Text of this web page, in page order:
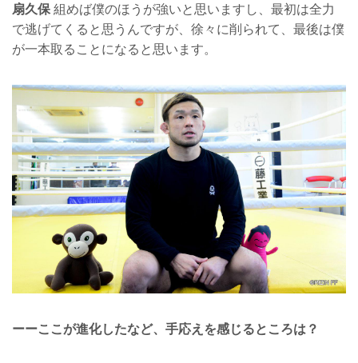
扇久保 組めば僕のほうが強いと思いますし、最初は全力
で逃げてくると思うんですが、徐々に削られて、最後は僕
が一本取ることになると思います。
ーーここが進化したなど、手応えを感じるところは？